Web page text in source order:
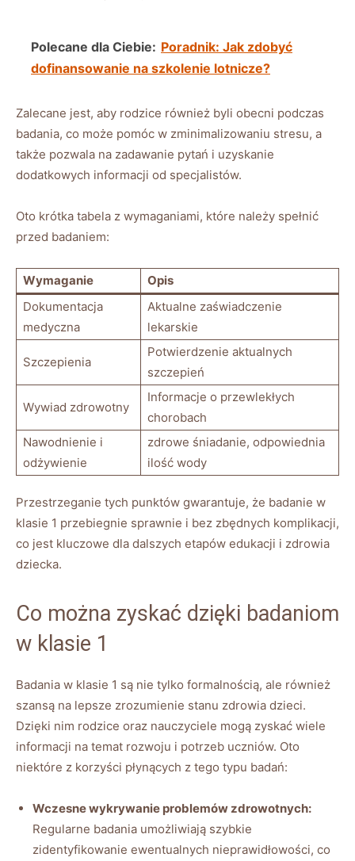
Polecane dla Ciebie: Poradnik: Jak zdobyć
dofinansowanie na szkolenie lotnicze?
Zalecane jest, aby rodzice również byli obecni podczas
badania, co może pomóc w zminimalizowaniu stresu, a
także pozwala na zadawanie pytań i uzyskanie
dodatkowych informacji od specjalistów.
Oto krótka tabela z wymaganiami, które należy spełnić
przed badaniem:
Wymaganie
Opis
Dokumentacja
medyczna
Aktualne zaświadczenie
lekarskie
Szczepienia
Potwierdzenie aktualnych
szczepień
Wywiad zdrowotny
Informacje o przewlekłych
chorobach
Nawodnienie i
odżywienie
zdrowe śniadanie, odpowiednia
ilość wody
Przestrzeganie tych punktów gwarantuje, że badanie w
klasie 1 przebiegnie sprawnie i bez zbędnych komplikacji,
co jest kluczowe dla dalszych etapów edukacji i zdrowia
dziecka.
Co można zyskać dzięki badaniom
w klasie 1
Badania w klasie 1 są nie tylko formalnością, ale również
szansą na lepsze zrozumienie stanu zdrowia dzieci.
Dzięki nim rodzice oraz nauczyciele mogą zyskać wiele
informacji na temat rozwoju i potrzeb uczniów. Oto
niektóre z korzyści płynących z tego typu badań:
Wczesne wykrywanie problemów zdrowotnych:
Regularne badania umożliwiają szybkie
zidentyfikowanie ewentualnych nieprawidłowości, co